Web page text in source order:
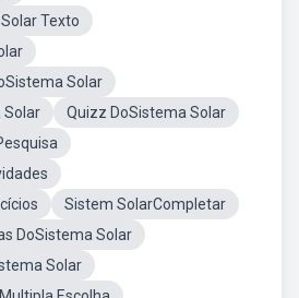
Texto
Solar
Solar
Quizz DoSistema Solar
Sistem SolarCompletar
DoSistema Solar
Solar